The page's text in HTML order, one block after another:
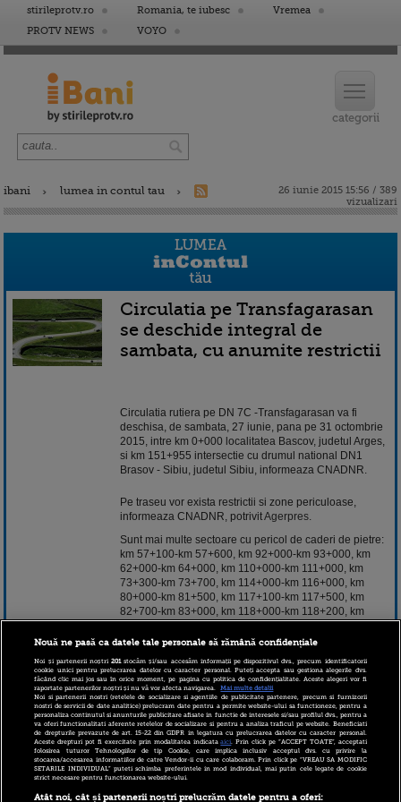
stirileprotv.ro Romania, te iubesc
Vremea
PROTV NEWS
VOYO
ibani lumea in contul tau
26 iunie 2015 15:56 / 389
vizualizari
Circulatia pe Transfagarasan
se deschide integral de
sambata, cu anumite restrictii
Circulatia rutiera pe DN 7C -Transfagarasan va fi
deschisa, de sambata, 27 iunie, pana pe 31 octombrie
2015, intre km 0+000 localitatea Bascov, judetul Arges,
si km 151+955 intersectie cu drumul national DN1
Brasov - Sibiu, judetul Sibiu, informeaza CNADNR.
Pe traseu vor exista restrictii si zone periculoase,
informeaza CNADNR, potrivitAgerpres.
Sunt mai multe sectoare cu pericol de caderi de pietre:
km 57+100-km 57+600, km 92+000-km 93+000, km
62+000-km 64+000, km 110+000-km 111+000, km
73+300-km 73+700, km 114+000-km 116+000, km
80+000-km 81+500, km 117+100-km 117+500, km
82+700-km 83+000, km 118+000-km 118+200, km
84+000-km 85+000, km 119+200-km 119+500, km
87+000-km 88+000, km 124+500-km 126+000, km
75+000-km 77+900, km 132+700-km 132+800. Pe
aceste sectoare nu se recomanda stationarea.
De asemenea, pe sectorul de drum cuprins intre km
104+000 (Piscu Negru) si km 130+800 (Balea
Cascada) se interzice circulatia pe timpul noptii, intre
orele 21,00 - 7,00.
26 iunie 2015 15:56
Nouă ne pasă ca datele tale personale să rămână confidențiale
Noi și partenerii noștri201stocăm și/sau accesăm informații pe dispozitivul dvs., precum identificatorii
cookie unici pentru prelucrarea datelor cu caracter personal. Puteți accepta sau gestiona alegerile dvs.
făcând clic mai jos sau în orice moment, pe pagina cu politica de confidențialitate. Aceste alegeri vor fi
raportate partenerilor noștri și nu vă vor afecta navigarea.
Mai multe detalii
Noi si partenerii nostri (retelele de socializare si agentiile de publicitate partenere, precum si furnizorii
nostri de servicii de date analitice) prelucram date pentru a permite website-ului sa functioneze, pentru a
personaliza continutul si anunturile publicitare afisate in functie de interesele si/sau profilul dvs., pentru a
va oferi functionalitati aferente retelelor de socializare si pentru a analiza traficul pe website. Beneficiati
de drepturile prevazute de art. 15-22 din GDPR in legatura cu prelucrarea datelor cu caracter personal.
Aceste drepturi pot fi exercitate prin modalitatea indicataaici. Prin click pe “ACCEPT TOATE”, acceptati
folosirea tuturor Tehnologiilor de tip Cookie, care implica inclusiv acceptul dvs. cu privire la
stocarea/accesarea informatiilor de catre Vendor-ii cu care colaboram. Prin click pe “VREAU SA MODIFIC
SETARILE INDIVIDUAL” puteti schimba preferintele in mod individual, mai putin cele legate de cookie
strict necesare pentru functionarea website-ului.
Atât noi, cât și partenerii noștri prelucrăm datele pentru a oferi: